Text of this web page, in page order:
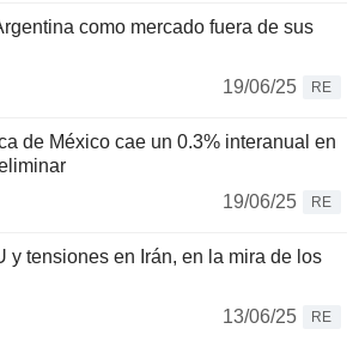
como mercado fuera de sus
19/06/25
RE
de México cae un 0.3% interanual en
19/06/25
RE
y tensiones en Irán, en la mira de los
13/06/25
RE